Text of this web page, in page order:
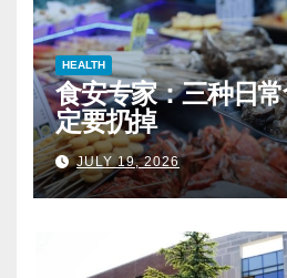
HEALTH
食安专家：三种日
定要扔掉
JULY 19, 2026